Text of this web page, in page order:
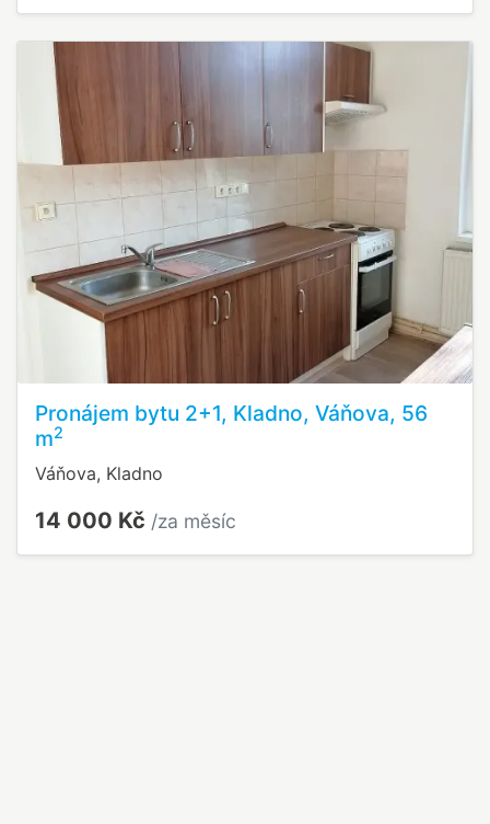
Pronájem bytu 2+1, Kladno, Váňova, 56
m2
Váňova, Kladno
14 000 Kč /za měsíc